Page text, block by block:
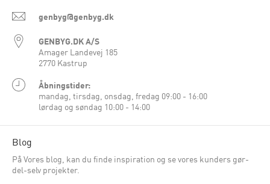
genbyg@genbyg.dk
GENBYG.DK A/S
Amager Landevej 185
2770 Kastrup
Åbningstider:
mandag, tirsdag, onsdag, fredag 09:00 - 16:00
lørdag og søndag 10:00 - 14:00
Blog
På Vores blog, kan du finde inspiration og se vores kunders gør-
del-selv projekter.